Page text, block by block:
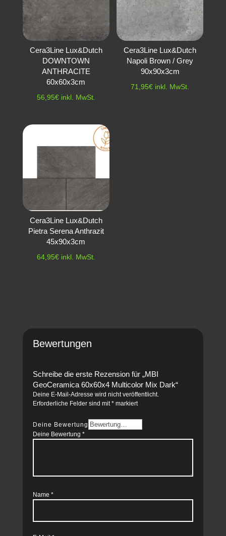
Cera3Line Lux&Dutch
DOWNTOWN
ANTHRACITE
60x60x3cm
56,95€ inkl. MwSt.
Cera3Line Lux&Dutch
Napoli Brown / Grey
90x90x3cm
71,95€ inkl. MwSt.
Cera3Line Lux&Dutch
Pietra Serena Anthrazit
45x90x3cm
64,95€ inkl. MwSt.
Bewertungen
Schreibe die erste Rezension für „MBI
GeoCeramica 60x60x4 Multicolor Mix Dark“
Deine E-Mail-Adresse wird nicht veröffentlicht.
Erforderliche Felder sind mit*markiert
Deine Bewertung
Deine Bewertung *
Name *